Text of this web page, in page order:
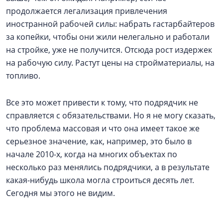
продолжается легализация привлечения
иностранной рабочей силы: набрать гастарбайтеров
за копейки, чтобы они жили нелегально и работали
на стройке, уже не получится. Отсюда рост издержек
на рабочую силу. Растут цены на стройматериалы, на
топливо.
Все это может привести к тому, что подрядчик не
справляется с обязательствами. Но я не могу сказать,
что проблема массовая и что она имеет такое же
серьезное значение, как, например, это было в
начале 2010-х, когда на многих объектах по
несколько раз менялись подрядчики, а в результате
какая-нибудь школа могла строиться десять лет.
Сегодня мы этого не видим.